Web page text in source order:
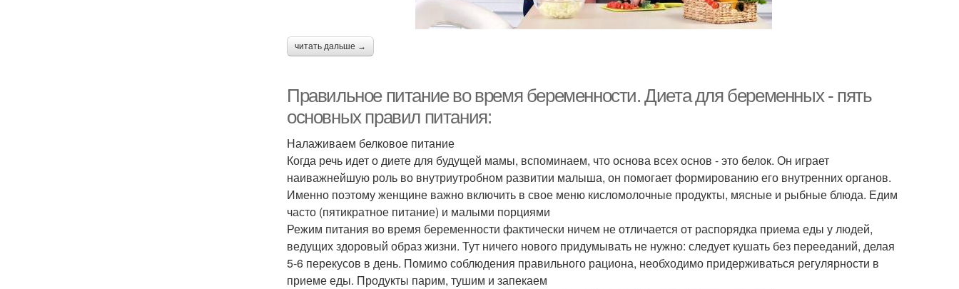
читать дальше →
Правильное питание во время беременности. Диета для беременных - пять
основных правил питания:
Налаживаем белковое питание
Когда речь идет о диете для будущей мамы, вспоминаем, что основа всех основ - это белок. Он играет
наиважнейшую роль во внутриутробном развитии малыша, он помогает формированию его внутренних органов.
Именно поэтому женщине важно включить в свое меню кисломолочные продукты, мясные и рыбные блюда. Едим
часто (пятикратное питание) и малыми порциями
Режим питания во время беременности фактически ничем не отличается от распорядка приема еды у людей,
ведущих здоровый образ жизни. Тут ничего нового придумывать не нужно: следует кушать без перееданий, делая
5-6 перекусов в день. Помимо соблюдения правильного рациона, необходимо придерживаться регулярности в
приеме еды. Продукты парим, тушим и запекаем